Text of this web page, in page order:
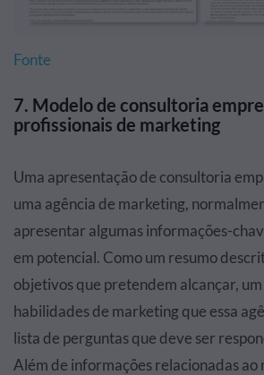
Fonte
7. Modelo de consultoria
profissionais de marketing
Uma apresentação de consultoria
uma agência de marketing,
apresentar algumas informações-
em potencial. Como um resumo
objetivos que pretendem alcançar,
habilidades de marketing que essa
lista de perguntas que deve ser
Além de informações relacionadas ao